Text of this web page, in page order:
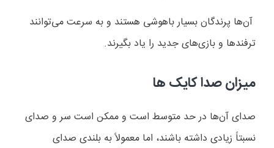
آن‌ها پرندگان بسیار باهوشی هستند و به سرعت می‌توانند
ترفندها و بازی‌های جدید را یاد بگیرند.
میزان صدا کایک ها
صدای آن‌ها در حد متوسط است و ممکن است سر و صدای
نسبتاً زیادی داشته باشند، اما معمولاً به بلندی صدای